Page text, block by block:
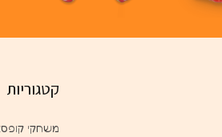
קטגוריות
משחקי